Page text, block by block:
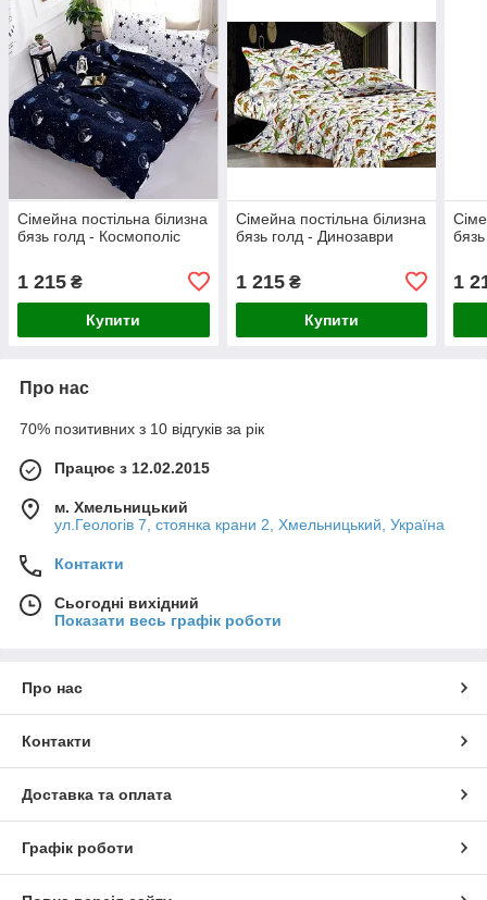
Сімейна постільна білизна
бязь голд - Космополіс
1 215 ₴
Купити
Сімейна постільна білизна
бязь голд - Динозаври
1 215₴
Купити
1
Про нас
70% позитивних з 10 відгуків за рік
Працює з 12.02.2015
м. Хмельницький
ул.Геологів 7, стоянка крани 2, Хмельницький, Україна
Контакти
Сьогодні вихідний
Показати весь графік роботи
Про нас
Контакти
Доставка та оплата
Графік роботи